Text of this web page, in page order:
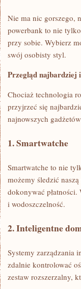
Nie ma nic gorszego,
powerbank to‍ nie
przy sobie. Wybierz
swój ⁤osobisty styl.
Przegląd najbardziej
Chociaż technologia
przyjrzeć ​się
⁢najnowszych
1. Smartwatche
Smartwatche to nie
możemy śledzić
dokonywać
i wodoszczelność.
2. Inteligentne
Systemy zarządzania⁤
zdalnie kontrolować
zestaw rozszerzalny,